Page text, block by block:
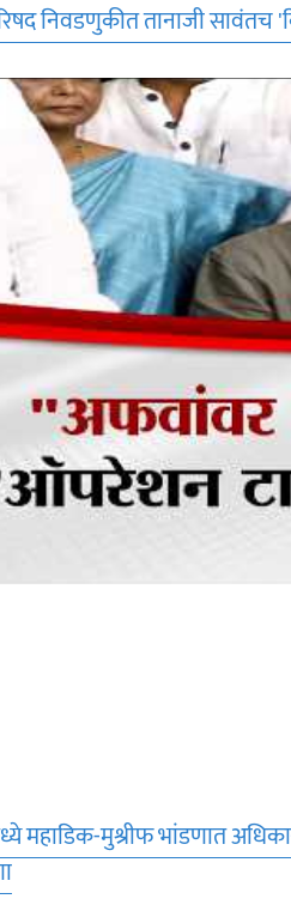
निवडणुकीत तानाजी
महाडिक-मुश्रीफ भांडणात